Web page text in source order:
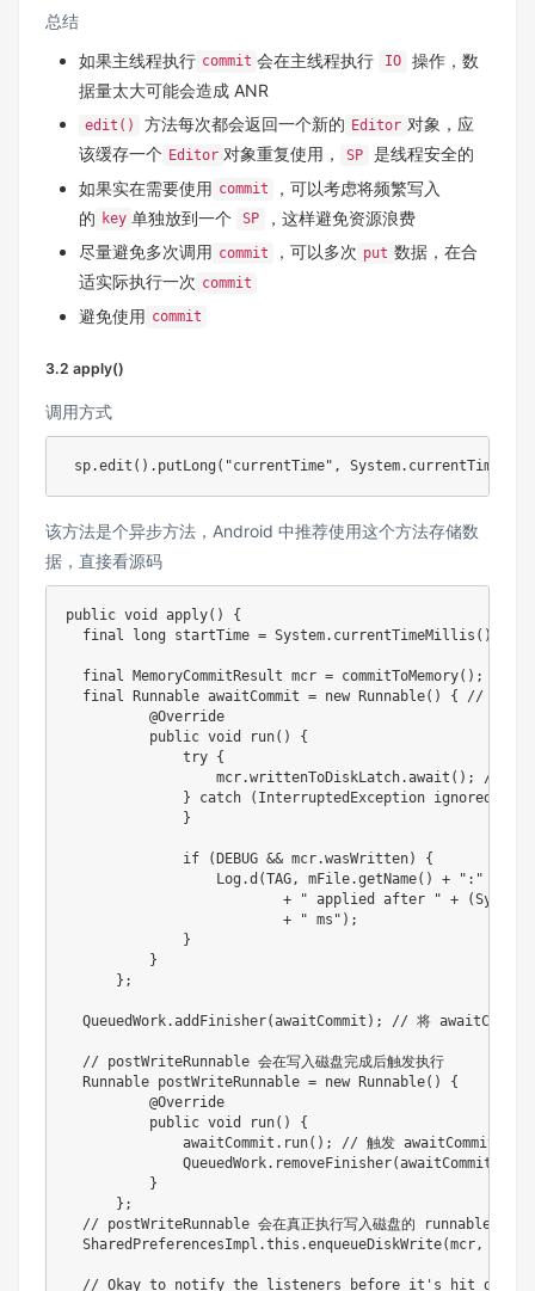
总结
如果主线程执行 commit 会在主线程执行 IO
操作，数
据量太大可能会造成 ANR
edit() 方法每次都会返回一个新的 Editor 对象，应
该缓存一个 Editor 对象重复使用， SP
是线程安全的
如果实在需要使用 commit
，可以考虑将频繁写入
的 key 单独放到一个 SP
，这样避免资源浪费
尽量避免多次调用 commit ，可以多次 put 数据，在合
适实际执行一次 commit
避免使用 commit
3.2 apply()
调用方式
sp.edit ( ) . putLong ( "currentTime" , System.
该方法是个异步方法，Android 中推荐使用这个方法存储数
据，直接看源码
public void apply( )
{
final
long startTime = System. currentTimeMillis ( )
final MemoryCommitResult mcr = commitToMemory( ) ;
final
Runnable awaitCommit = new Runnable( ) {
// 这个
@Override
public void run( )
{
try {
                  mcr
.writtenToDiskLatch.await ( ) ;
//
}
catch ( InterruptedException ignored
}
if (DEBUG && mcr.wasWritten)
{
Log .d (TAG , mFile.getName( ) + ":"
+
" applied after " + (System
+
" ms" ) ;
}
}
} ;
QueuedWork.addFinisher(awaitCommit ) ; // 将 awaitCommit
// postWriteRunnable 会在写入磁盘完成后触发执行
Runnable postWriteRunnable = new Runnable( )
{
@Override
public void run( )
{
              awaitCommit
. run( ) ;
// 触发 awaitCommit ，统
QueuedWork. removeFinisher(awaitCommit
}
} ;
// postWriteRunnable 会在真正执行写入磁盘的 runnable 调用
SharedPreferencesImpl .this .enqueueDiskWrite(mcr ,
// Okay to notify the listeners before it's hit disk